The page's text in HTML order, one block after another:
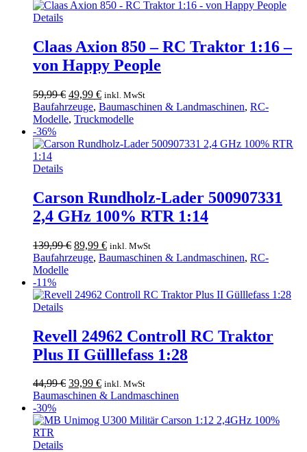
Details
Claas Axion 850 – RC Traktor 1:16 –
von Happy People
59,99€ Ursprünglicher
Preis
war:
49,99 €Aktueller
Preis
ist:
inkl. MwSt
Baufahrzeuge, Baumaschinen & Landmaschinen, RC-
Modelle, Truckmodelle
-36%
Details
Carson Rundholz-Lader 500907331
2,4 GHz 100% RTR 1:14
139,99€ Ursprünglicher
Preis
89,99 €Aktueller
Preis
inkl. MwSt
Baufahrzeuge, Baumaschinen & Landmaschinen, RC-
Modelle
-11%
Details
Revell 24962 Controll RC Traktor
Plus II Gülllefass 1:28
44,99€ Ursprünglicher
Preis
44,99 €
39,99 €Aktueller
Preis
39,99 €.
inkl. MwSt
Baumaschinen & Landmaschinen
-30%
Details